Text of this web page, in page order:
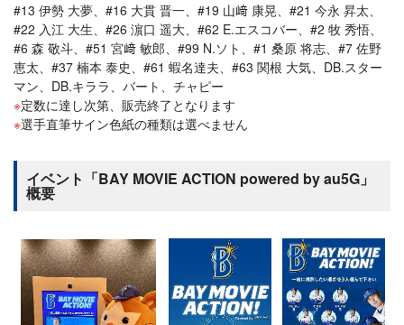
#13 伊勢 大夢、#16 大貫 晋一、#19 山﨑 康晃、#21 今永 昇太、
#22 入江 大生、#26 濵口 遥大、#62 E.エスコバー、#2 牧 秀悟、
#6 森 敬斗、#51 宮﨑 敏郎、#99 N.ソト、#1 桑原 将志、#7 佐野
恵太、#37 楠本 泰史、#61 蝦名達夫、#63 関根 大気、DB.スター
マン、DB.キララ、バート、チャピー
定数に達し次第、販売終了となります
選手直筆サイン色紙の種類は選べません
イベント「BAY MOVIE ACTION powered by au5G」
概要